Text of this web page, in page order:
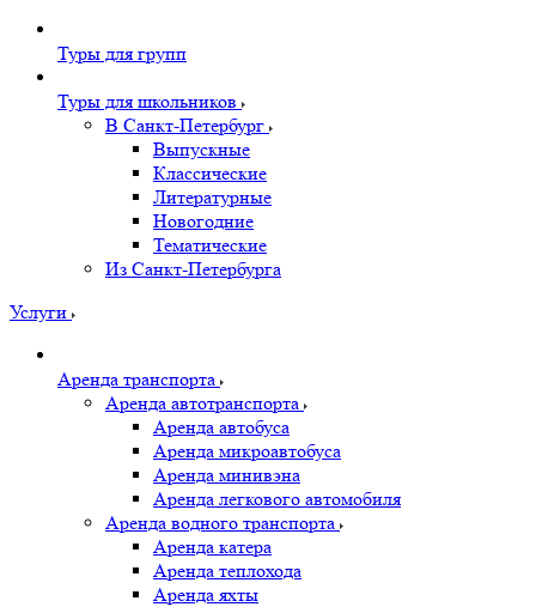
Туры для групп
Туры для школьников
В Санкт-Петербург
Выпускные
Классические
Литературные
Новогодние
Тематические
Из Санкт-Петербурга
Услуги
Аренда транспорта
Аренда автотранспорта
Аренда автобуса
Аренда микроавтобуса
Аренда минивэна
Аренда легкового автомобиля
Аренда водного транспорта
Аренда катера
Аренда теплохода
Аренда яхты